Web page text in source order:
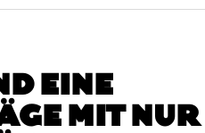
EINE
MIT NUR